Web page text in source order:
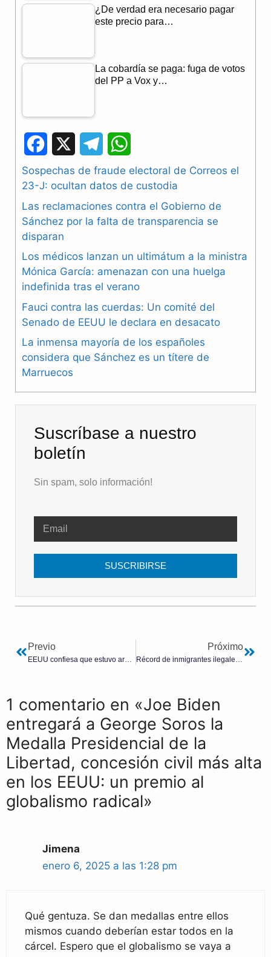
¿De verdad era necesario pagar
este precio para…
La cobardía se paga: fuga de votos
del PP a Vox y…
a
c
e
b
o
o
k
e
l
e
r
a
m
h
a
t
A
p
p
Sospechas de fraude electoral de Correos el
23-J: ocultan datos de custodia
Las reclamaciones contra el Gobierno de
Sánchez por la falta de transparencia se
disparan
Los médicos lanzan un ultimátum a la ministra
Mónica García: amenazan con una huelga
indefinida tras el verano
Fauci contra las cuerdas: Un comité del
Senado de EEUU le declara en desacato
La inmensa mayoría de los españoles
considera que Sánchez es un títere de
Marruecos
Suscríbase a nuestro
boletín
Sin spam, solo información!
SUSCRIBIRSE
Previo Próximo
1 comentario en «Joe Biden
entregará a George Soros la
Medalla Presidencial de la
Libertad, concesión civil más alta
en los EEUU: un premio al
globalismo radical»
Jimena
enero 6, 2025 a las 1:28 pm
Qué gentuza. Se dan medallas entre ellos
mismos cuando deberían estar todos en la
cárcel. Espero que el globalismo se vaya a